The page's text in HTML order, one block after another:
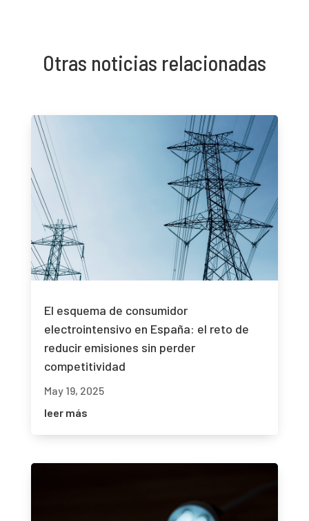
Otras noticias relacionadas
El esquema de consumidor
electrointensivo en España: el reto de
reducir emisiones sin perder
competitividad
May 19, 2025
leer más